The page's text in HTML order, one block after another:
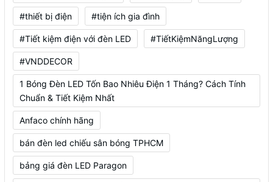
#thiết bị điện #tiện ích gia đình
#Tiết kiệm điện với đèn LED #TiếtKiệmNăngLượng
#VNDDECOR
1 Bóng Đèn LED Tốn Bao Nhiêu Điện 1 Tháng? Cách Tính
Chuẩn & Tiết Kiệm Nhất
Anfaco chính hãng
bán đèn led chiếu sân bóng TPHCM
bảng giá đèn LED Paragon